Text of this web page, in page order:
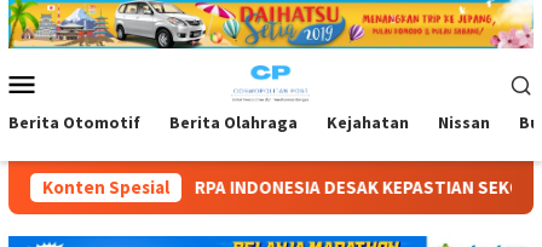
Loncat
ke
Mobile
Berita Otomotif Berita Olahraga Kejahatan Nissan
Konten Spesial
DESAK KEPASTIAN SEKOLAH TIGA ANAK DISABILITAS: “SENIN